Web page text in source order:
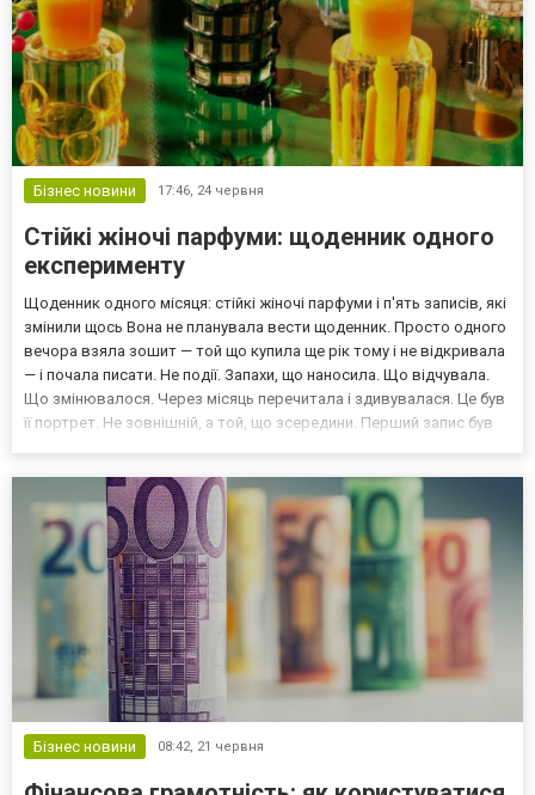
Бізнес новини 17:46, 24 червня
Стійкі жіночі парфуми: щоденник одного
експерименту
Щоденник одного місяця: стійкі жіночі парфуми і п'ять записів, які
змінили щось Вона не планувала вести щоденник. Просто одного
вечора взяла зошит — той що купила ще рік тому і не відкривала
— і почала писати. Не події. Запахи, що наносила. Що відчувала.
Що змінювалося. Через місяць перечитала і здивувалася. Це був
її портрет. Не зовнішній, а той, що зсередини. Перший запис був
Бізнес новини 08:42, 21 червня